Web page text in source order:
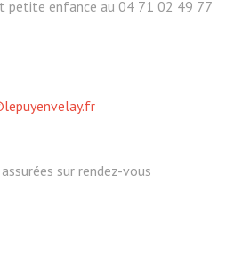
petite enfance au 04 71 02 49 77
sur rendez-vous